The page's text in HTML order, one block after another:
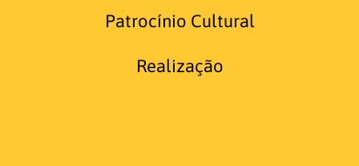
Patrocínio Cultural
Realização